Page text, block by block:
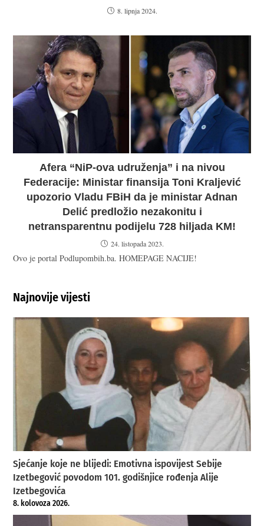
8. lipnja 2024.
Afera “NiP-ova udruženja” i na nivou
Federacije: Ministar finansija Toni Kraljević
upozorio Vladu FBiH da je ministar Adnan
Delić predložio nezakonitu i
netransparentnu podijelu 728 hiljada KM!
24. listopada 2023.
Ovo je portal Podlupombih.ba. HOMEPAGE NACIJE!
Najnovije vijesti
Sjećanje koje ne blijedi: Emotivna ispovijest Sebije
Izetbegović povodom 101. godišnjice rođenja Alije
Izetbegovića
8. kolovoza 2026.